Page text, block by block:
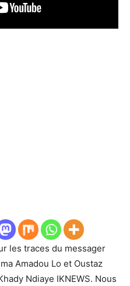
les traces du messager
Amadou Lo et Oustaz
Ndiaye IKNEWS. Nous